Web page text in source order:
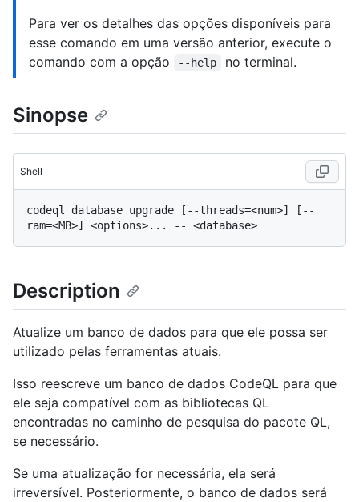
Para ver os detalhes das opções disponíveis para
esse comando em uma versão anterior, execute o
comando com a opção
--help no terminal.
Sinopse
Shell
codeql database upgrade [--threads=<num>] [--
Description
Atualize um banco de dados para que ele possa ser
utilizado pelas ferramentas atuais.
Isso reescreve um banco de dados CodeQL para que
ele seja compatível com as bibliotecas QL
encontradas no caminho de pesquisa do pacote QL,
se necessário.
Se uma atualização for necessária, ela será
irreversível. Posteriormente, o banco de dados será